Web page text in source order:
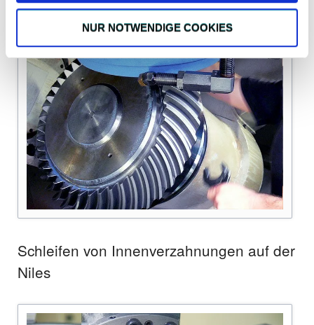
NUR NOTWENDIGE COOKIES
Schleifen von Innenverzahnungen auf der
Niles